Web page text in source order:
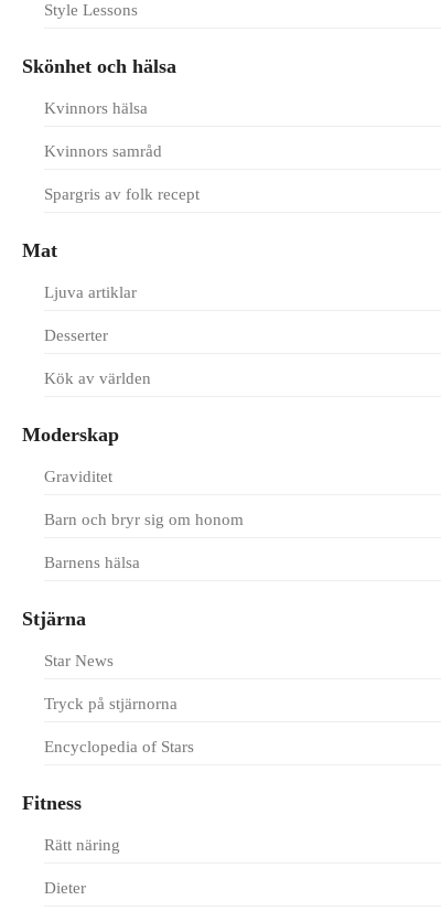
Style Lessons
Skönhet och hälsa
Kvinnors hälsa
Kvinnors samråd
Spargris av folk recept
Mat
Ljuva artiklar
Desserter
Kök av världen
Moderskap
Graviditet
Barn och bryr sig om honom
Barnens hälsa
Stjärna
Star News
Tryck på stjärnorna
Encyclopedia of Stars
Fitness
Rätt näring
Dieter